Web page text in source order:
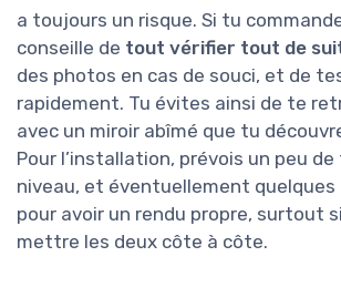
a toujours un risque. Si tu
conseille de tout vérifier tout de
des photos en cas de souci, et de
rapidement. Tu évites ainsi de te
avec un miroir abîmé que tu
Pour l’installation, prévois un peu
niveau, et éventuellement quelques
pour avoir un rendu propre, surtout
mettre les deux côte à côte.